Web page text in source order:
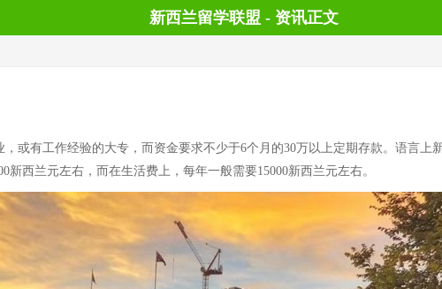
新西兰留学联盟 - 资讯正文
或有工作经验的大专，而资金要求不少于6个月的30万以上定期存款。语言
西兰元左右，而在生活费上，每年一般需要15000新西兰元左右。